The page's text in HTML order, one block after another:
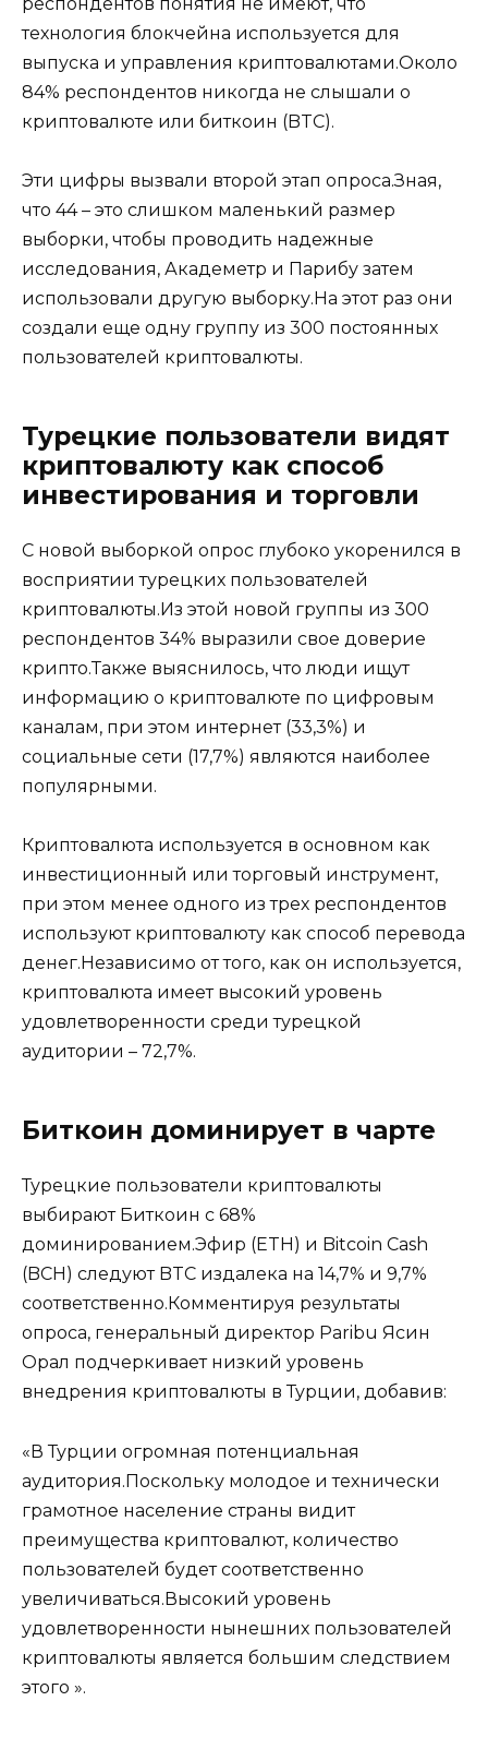
технология блокчейна используется для
выпуска и управления криптовалютами.Около
84% респондентов никогда не слышали о
криптовалюте или биткоин (BTC).
Эти цифры вызвали второй этап опроса.Зная,
что 44 – это слишком маленький размер
выборки, чтобы проводить надежные
исследования, Академетр и Парибу затем
использовали другую выборку.На этот раз они
создали еще одну группу из 300 постоянных
пользователей криптовалюты.
Турецкие пользователи видят
криптовалюту как способ
инвестирования и торговли
С новой выборкой опрос глубоко укоренился в
восприятии турецких пользователей
криптовалюты.Из этой новой группы из 300
респондентов 34% выразили свое доверие
крипто.Также выяснилось, что люди ищут
информацию о криптовалюте по цифровым
каналам, при этом интернет (33,3%) и
социальные сети (17,7%) являются наиболее
популярными.
Криптовалюта используется в основном как
инвестиционный или торговый инструмент,
при этом менее одного из трех респондентов
используют криптовалюту как способ перевода
денег.Независимо от того, как он используется,
криптовалюта имеет высокий уровень
удовлетворенности среди турецкой
аудитории – 72,7%.
Биткоин доминирует в чарте
Турецкие пользователи криптовалюты
выбирают Биткоин с 68%
доминированием.Эфир (ETH) и Bitcoin Cash
(BCH) следуют BTC издалека на 14,7% и 9,7%
соответственно.Комментируя результаты
опроса, генеральный директор Paribu Ясин
Орал подчеркивает низкий уровень
внедрения криптовалюты в Турции, добавив:
«В Турции огромная потенциальная
аудитория.Поскольку молодое и технически
грамотное население страны видит
преимущества криптовалют, количество
пользователей будет соответственно
увеличиваться.Высокий уровень
удовлетворенности нынешних пользователей
криптовалюты является большим следствием
этого ».